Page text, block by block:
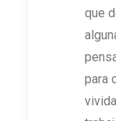
que
para